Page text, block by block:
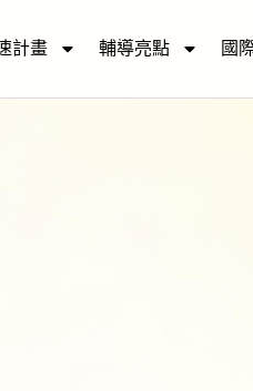
計畫 輔導亮點 國